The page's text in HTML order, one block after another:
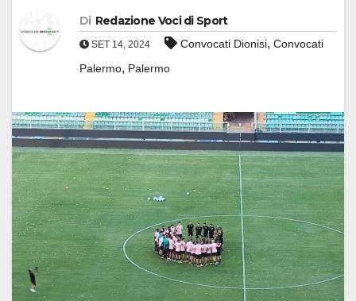
Di Redazione Voci di Sport
SET 14, 2024 Convocati Dionisi, Convocati
Palermo, Palermo